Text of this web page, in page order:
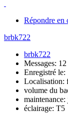
Répondre en
brbk722
brbk722
Messages: 12
Enregistré
Localisation:
volume du
maintenance:
éclairage: T5